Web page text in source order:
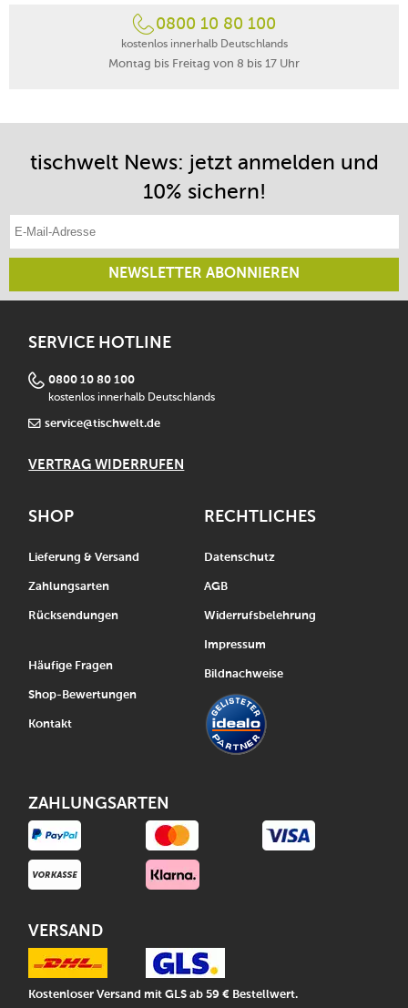
0800 10 80 100
kostenlos innerhalb Deutschlands
Montag bis Freitag von 8 bis 17 Uhr
tischwelt News: jetzt anmelden und
10% sichern!
NEWSLETTER ABONNIEREN
SERVICE HOTLINE
0800 10 80 100
kostenlos innerhalb Deutschlands
service@tischwelt.de
VERTRAG WIDERRUFEN
SHOP
Lieferung & Versand
Zahlungsarten
Rücksendungen
Häufige Fragen
Shop-Bewertungen
Kontakt
RECHTLICHES
Datenschutz
AGB
Widerrufsbelehrung
Impressum
Bildnachweise
ZAHLUNGSARTEN
VERSAND
Kostenloser Versand mit GLS ab 59 € Bestellwert.